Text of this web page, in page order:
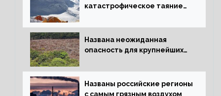
катастрофическое таяние
Названа неожиданная
опасность для крупнейших
Названы российские регионы
с самым грязным воздухом